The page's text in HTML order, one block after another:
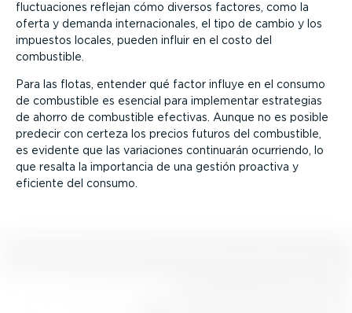
fluctua­ciones reflejan cómo diversos factores, como la
oferta y demanda inter­na­cio­nales, el tipo de cambio y los
impuestos locales, pueden influir en el costo del
combustible.
Para las flotas, entender qué factor influye en el consumo
de combustible es esencial para implementar estrategias
de ahorro de combustible efectivas. Aunque no es posible
predecir con certeza los precios futuros del combustible,
es evidente que las variaciones continuarán ocurriendo, lo
que resalta la importancia de una gestión proactiva y
eficiente del consumo.